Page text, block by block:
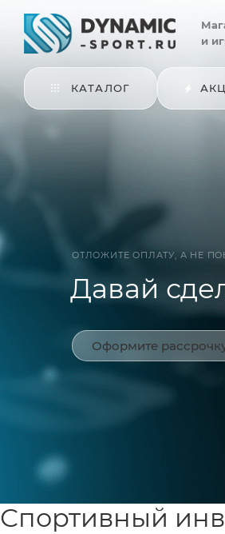
и
КАТАЛОГ
ОТЛОЖИТЕ ОПЛАТУ, А НЕ
Давай
Оформите
Спортивный